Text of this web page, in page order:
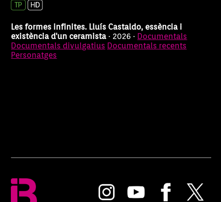
Les formes infinites. Lluís Castaldo, essència i
existència d'un ceramista · 2026 · Documentals
Documentals divulgatius Documentals recents
Personatges